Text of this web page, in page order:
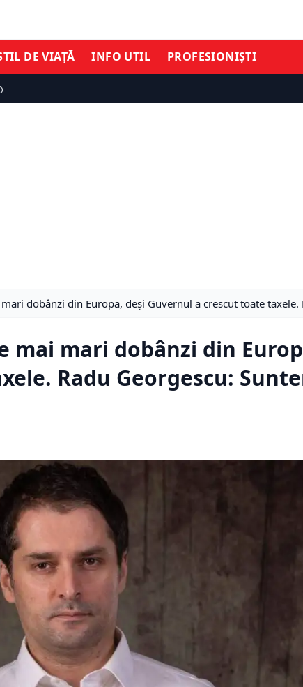
DE VIAȚĂ INFO UTIL PROFESIONIȘTI
dobânzi din Europa, deși Guvernul a crescut toate
mai mari dobânzi din
Radu Georgescu: